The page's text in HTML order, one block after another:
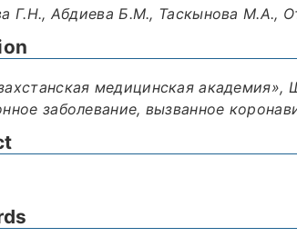
Г.Н., Абдиева Б.М., Таскынова М.А.,
медицинская академия»,
заболевание, вызванное